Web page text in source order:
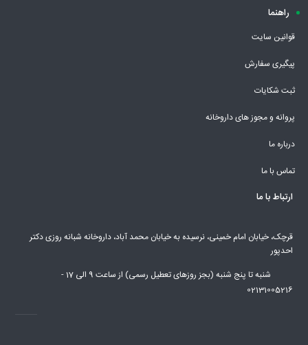
راهنما
قوانین سایت
پیگیری سفارش
ثبت شکایات
پروانه و مجوز های داروخانه
درباره ما
تماس با ما
ارتباط با ما
قرچک، خیابان امام خمینی، نرسیده به خیابان محمد آباد، داروخانه شبانه روزی دکتر
احدپور
شنبه تا پنج شنبه (بجز روزهای تعطیل رسمی) از ساعت 9 الی 17 -
02131005216